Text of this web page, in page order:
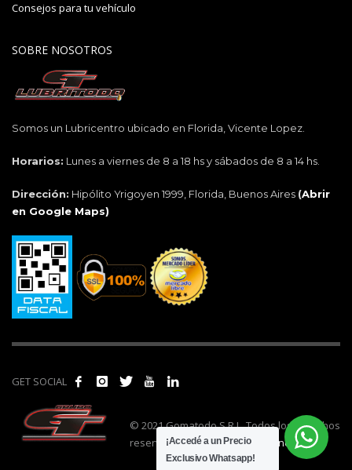
Consejos para tu vehículo
SOBRE NOSOTROS
Somos un Lubricentro ubicado en Florida, Vicente Lopez.
Horarios: Lunes a viernes de 8 a 18 hs y sábados de 8 a 14 hs.
Dirección: Hipólito Yrigoyen 1999, Florida, Buenos Aires (Abrir
en Google Maps)
GET SOCIAL
© 2021 Gomatodo S.R.L. Todos los derechos
reservados. | Realizado por
cónclave.
¡Accedé a un Precio
Exclusivo Whatsapp!